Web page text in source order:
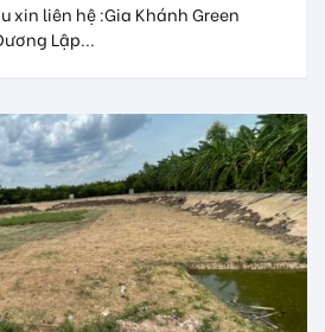
xin liên hệ :Gia Khánh Green
Lập...